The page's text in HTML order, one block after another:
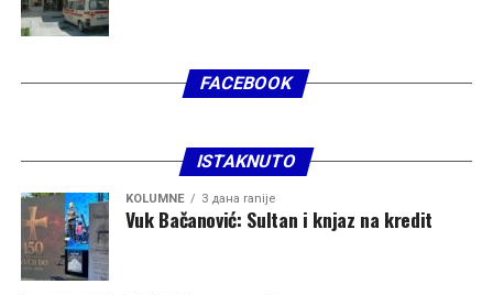
FACEBOOK
ISTAKNUTO
KOLUMNE 3 дана ranije
Vuk Bačanović: Sultan i knjaz na kredit